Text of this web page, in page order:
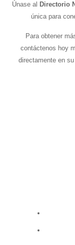
Únase al Directorio
única para
Para obtener
contáctenos hoy
directamente en